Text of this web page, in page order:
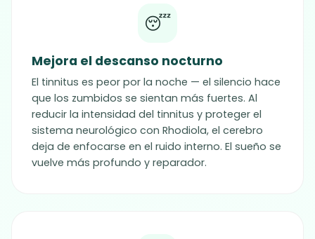
😴
Mejora el descanso nocturno
El tinnitus es peor por la noche — el silencio hace
que los zumbidos se sientan más fuertes. Al
reducir la intensidad del tinnitus y proteger el
sistema neurológico con Rhodiola, el cerebro
deja de enfocarse en el ruido interno. El sueño se
vuelve más profundo y reparador.